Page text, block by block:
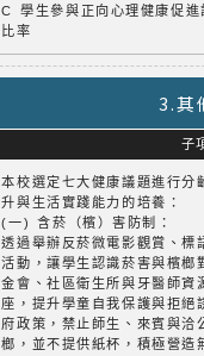
C 學生參與正向心理健康促進
比率
3.其
子
本校選定七大健康議題進行分
升與生活實踐能力的培養：
(一) 含菸（檳）害防制：
透過舉辦反菸微電影觀賞、標
活動，讓學生認識菸害與檳榔
金會、社區衛生所與牙醫師資
座，提升學童自我保護與拒絕
府政策，禁止師生、來賓與洽
榔，並不提供紙杯，積極營造